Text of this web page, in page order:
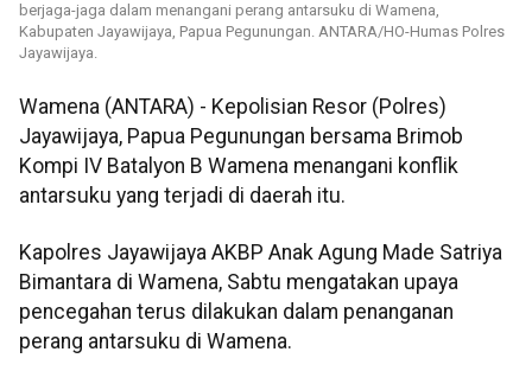
berjaga-jaga dalam menangani perang antarsuku di Wamena,
Kabupaten Jayawijaya, Papua Pegunungan. ANTARA/HO-Humas Polres
Jayawijaya.
Wamena (ANTARA) - Kepolisian Resor (Polres)
Jayawijaya, Papua Pegunungan bersama Brimob
Kompi IV Batalyon B Wamena menangani konflik
antarsuku yang terjadi di daerah itu.
Kapolres Jayawijaya AKBP Anak Agung Made Satriya
Bimantara di Wamena, Sabtu mengatakan upaya
pencegahan terus dilakukan dalam penanganan
perang antarsuku di Wamena.